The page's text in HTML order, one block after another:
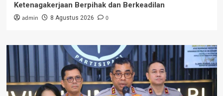
Ketenagakerjaan Berpihak dan Berkeadilan
admin 8 Agustus 2026 0